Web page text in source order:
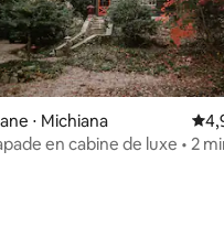
sur la base de 206
⋅ Michiana
en cabine de luxe • 2